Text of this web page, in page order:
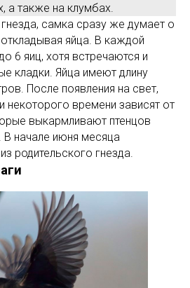
а также на клумбах.
самка сразу же думает о
яйца. В каждой
6 яиц, хотя встречаются и
кладки. Яйца имеют длину
После появления на свет,
некоторого времени зависят от
выкармливают птенцов
начале июня месяца
родительского гнезда.